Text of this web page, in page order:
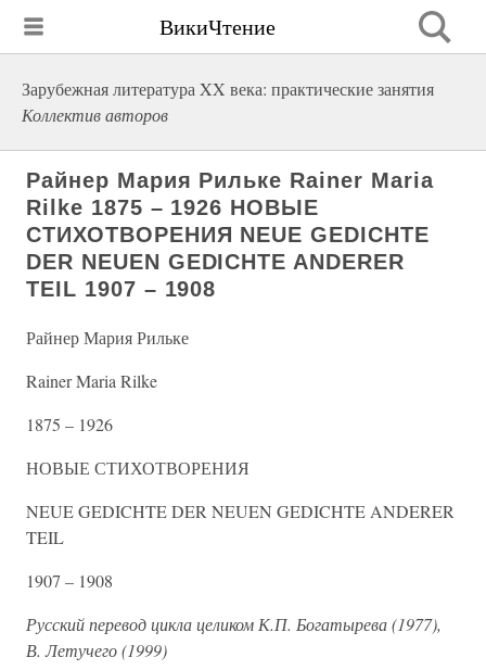
ВикиЧтение
Зарубежная литература XX века: практические занятия
Коллектив авторов
Райнер Мария Рильке Rainer Maria
Rilke 1875 – 1926 НОВЫЕ
СТИХОТВОРЕНИЯ NEUE GEDICHTE
DER NEUEN GEDICHTE ANDERER
TEIL 1907 – 1908
Райнер Мария Рильке
Rainer Maria Rilke
1875 – 1926
НОВЫЕ СТИХОТВОРЕНИЯ
NEUE GEDICHTE DER NEUEN GEDICHTE ANDERER
TEIL
1907 – 1908
Русский перевод цикла целиком К.П. Богатырева (1977),
В. Летучего (1999)